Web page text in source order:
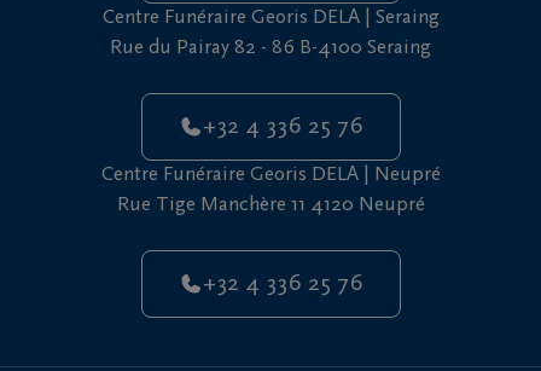
Centre Funéraire Georis DELA | Seraing
Rue du Pairay 82 - 86 B-4100 Seraing
+32 4 336 25 76
Centre Funéraire Georis DELA | Neupré
Rue Tige Manchère 11 4120 Neupré
+32 4 336 25 76